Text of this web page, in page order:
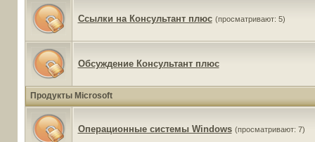
Ссылки на Консультант плюс (просматривают: 5)
Обсуждение Консультант плюс
Продукты Microsoft
Операционные системы Windows (просматривают: 7)